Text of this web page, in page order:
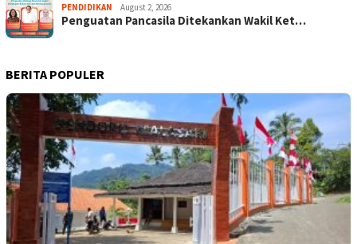
PENDIDIKAN August 2, 2026
Penguatan Pancasila Ditekankan Wakil Ket…
BERITA POPULER